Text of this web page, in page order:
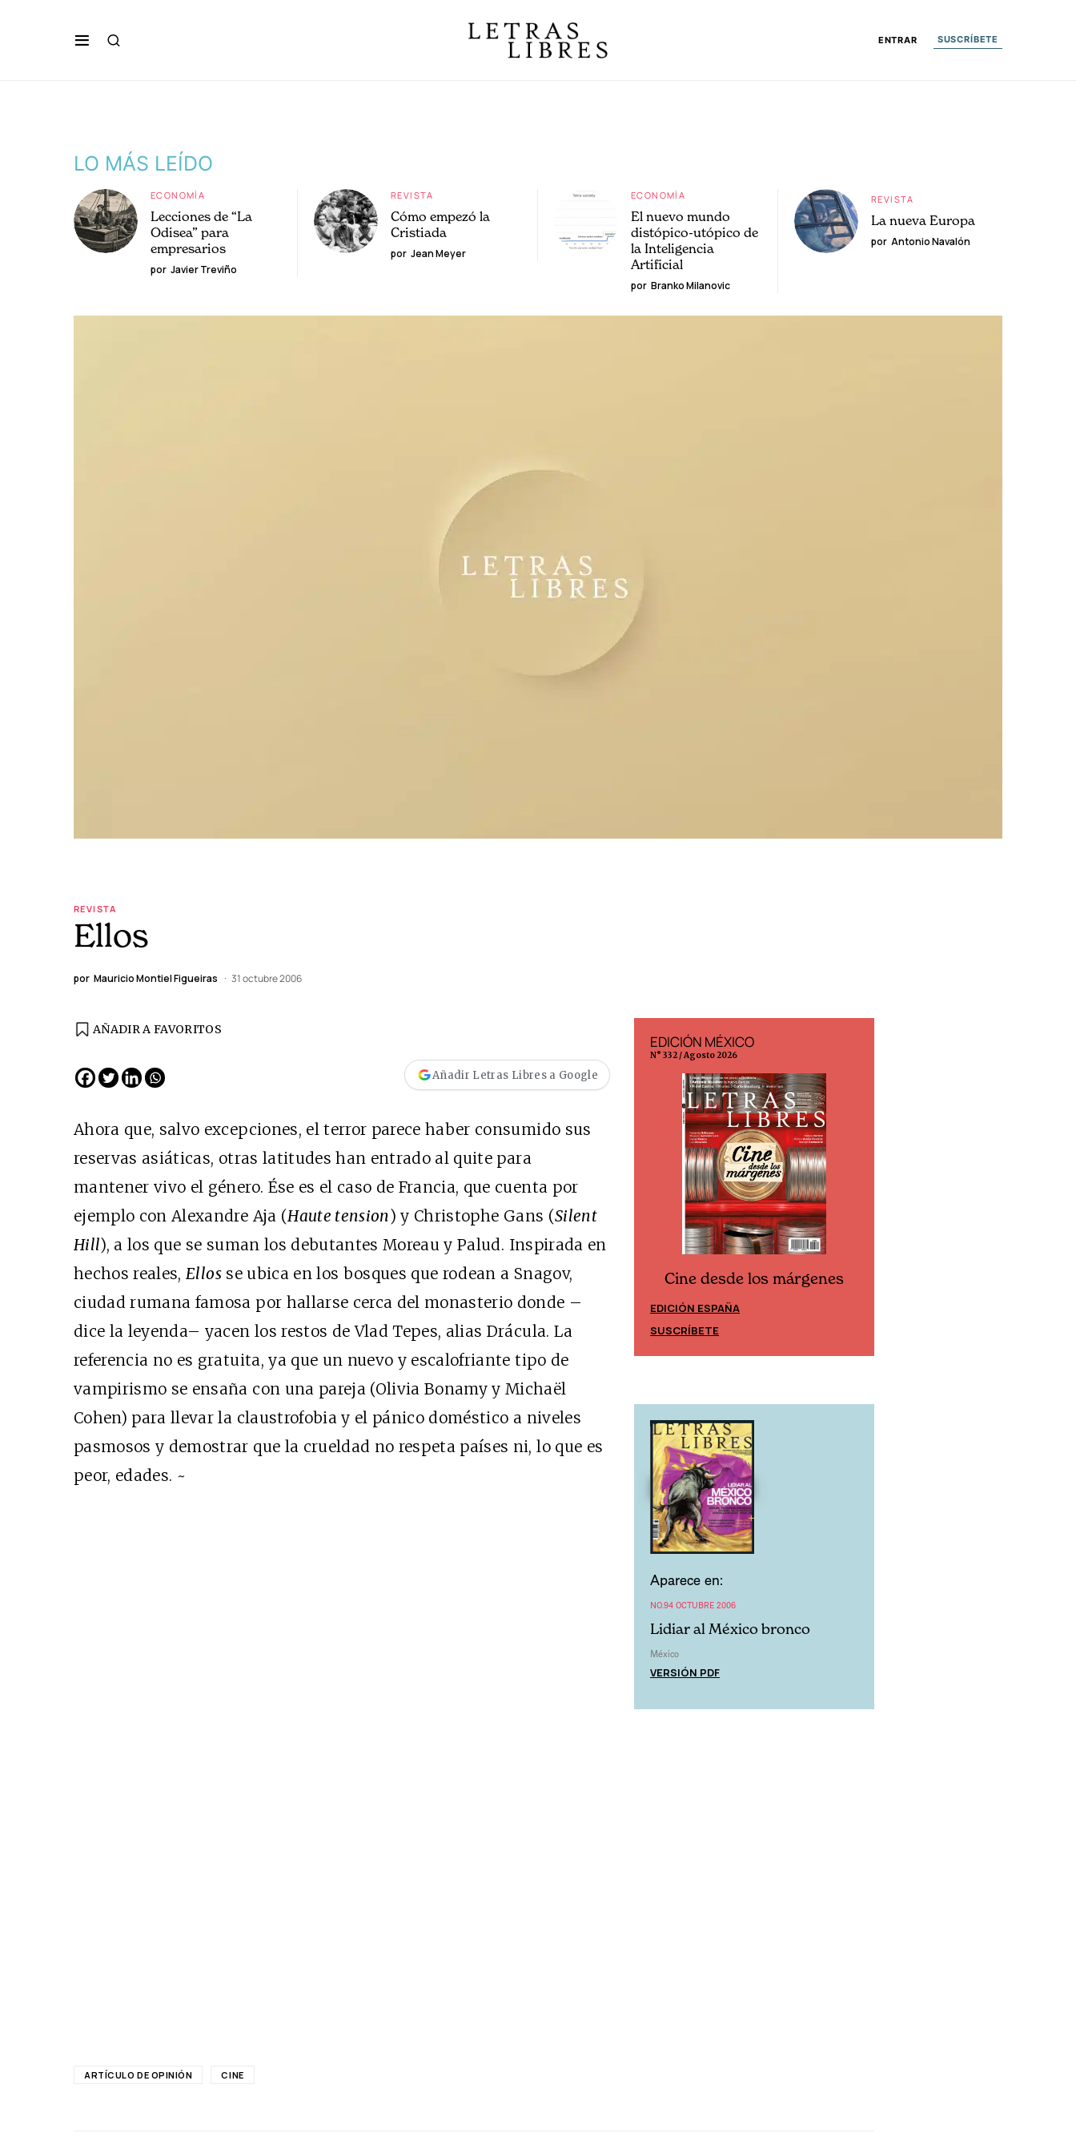
ENTRAR SUSCRÍBETE
LO MÁS LEÍDO
ECONOMÍA
Lecciones de “La
Odisea” para
empresarios
por Javier Treviño
REVISTA
Cómo empezó la
Cristiada
por Jean Meyer
ECONOMÍA
El nuevo mundo
distópico-utópico de
la Inteligencia
Artificial
por Branko Milanovic
REVISTA
La nueva Europa
por Antonio Navalón
REVISTA
Ellos
por Mauricio Montiel Figueiras 31 octubre 2006
AÑADIR A FAVORITOS
Añadir Letras Libres a Google
Ahora que, salvo excepciones, el terror parece haber consumido sus
reservas asiáticas, otras latitudes han entrado al quite para
mantener vivo el género. Ése es el caso de Francia, que cuenta por
ejemplo con Alexandre Aja (Haute tension) y Christophe Gans (Silent
Hill), a los que se suman los debutantes Moreau y Palud. Inspirada en
hechos reales,Ellosse ubica en los bosques que rodean a Snagov,
ciudad rumana famosa por hallarse cerca del monasterio donde –
dice la leyenda– yacen los restos de Vlad Tepes, alias Drácula. La
referencia no es gratuita, ya que un nuevo y escalofriante tipo de
vampirismo se ensaña con una pareja (Olivia Bonamy y Michaël
Cohen) para llevar la claustrofobia y el pánico doméstico a niveles
pasmosos y demostrar que la crueldad no respeta países ni, lo que es
peor, edades. ~
Cine desde los márgenes
EDICIÓN MÉXICO
SUSCRÍBETE
EDICIÓN MÉXICO
N° 332 / Agosto 2026
Cine desde los márgenes
EDICIÓN ESPAÑA
SUSCRÍBETE
Aparece en:
NO.94 OCTUBRE 2006
Lidiar al México bronco
México
VERSIÓN PDF
ARTÍCULO DE OPINIÓN CINE